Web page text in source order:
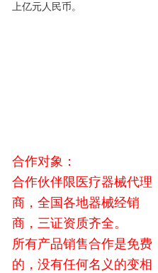
上亿元人民币。
合作对象：
合作伙伴限医疗器械代理
商，全国各地器械经销
商，三证资质齐全。
所有产品销售合作是免费
的，没有任何名义的变相